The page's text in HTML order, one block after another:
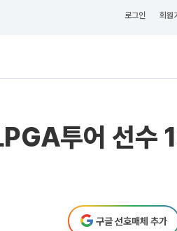
로그인 회원
투어 선수
구글 선호매체 추가